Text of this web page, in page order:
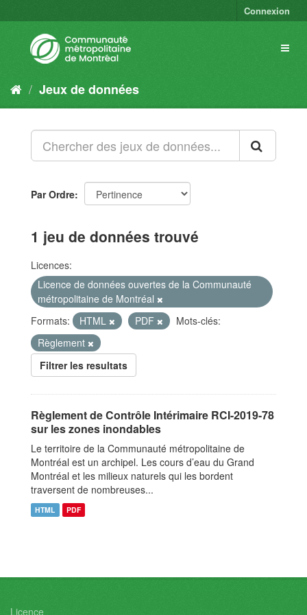
Connexion
Jeux de données
Par Ordre
1 jeu de données trouvé
Licences:
Licence de données ouvertes de la Communauté
métropolitaine de Montréal
Formats:
HTML PDF
Mots-clés:
Règlement
Filtrer les resultats
Règlement de Contrôle Intérimaire RCI-2019-78
sur les zones inondables
Le territoire de la Communauté métropolitaine de
Montréal est un archipel. Les cours d’eau du Grand
Montréal et les milieux naturels qui les bordent
traversent de nombreuses...
HTML PDF
Licence